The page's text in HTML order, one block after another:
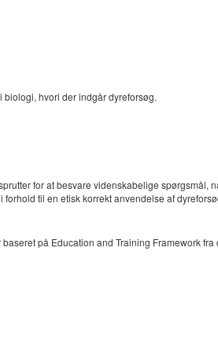
biologi, hvori der indgår dyreforsøg.
for at besvare videnskabelige spørgsmål,
til en etisk korrekt anvendelse af
på Education and Training Framework